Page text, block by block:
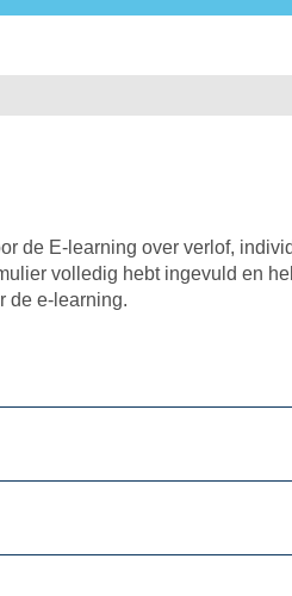
de E-learning over verlof,
volledig hebt ingevuld en
de e-learning.